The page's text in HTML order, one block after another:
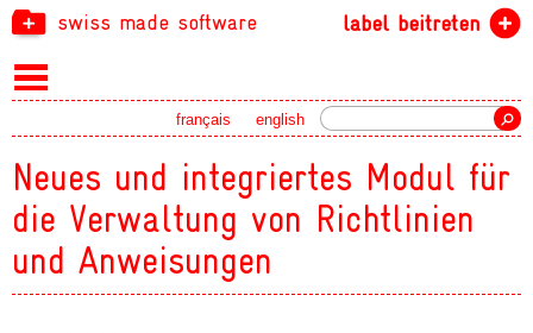
swiss made software label beitreten
english
français
Neues und integriertes Modul für
die Verwaltung von Richtlinien
und Anweisungen